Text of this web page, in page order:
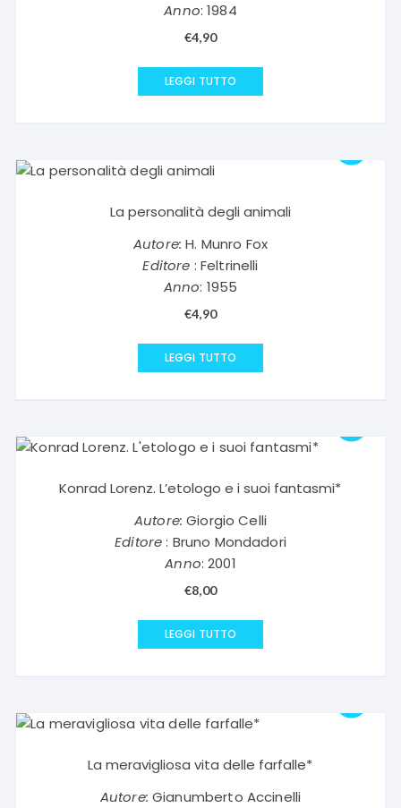
Anno: 1984
€4,90
LEGGI TUTTO
La personalità degli animali
Autore: H. Munro Fox
Editore : Feltrinelli
Anno: 1955
€4,90
LEGGI TUTTO
Konrad Lorenz. L’etologo e i suoi fantasmi*
Autore: Giorgio Celli
Editore: Bruno Mondadori
Anno: 2001
€8,00
LEGGI TUTTO
La meravigliosa vita delle farfalle*
Autore: Gianumberto Accinelli